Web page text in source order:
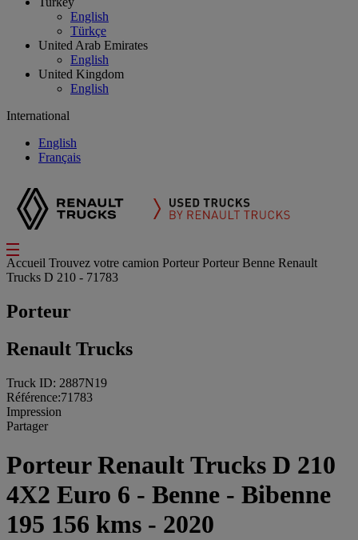
English
Türkçe
United Arab Emirates
English
United Kingdom
English
International
English
Français
Accueil Trouvez votre camion PorteurPorteur Benne Renault
Trucks D 210 - 71783
Porteur
Renault Trucks
Truck ID: 2887N19
Référence:71783
Impression
Partager
Porteur Renault Trucks D 210
4X2 Euro 6 - Benne - Bibenne
195 156 kms - 2020